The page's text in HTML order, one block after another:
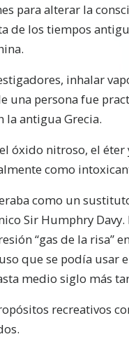
para alterar la
de los tiempos
inhalar
una persona fue
la antigua Grecia.
óxido nitroso, el
como
como un
Sir Humphry Davy.
“gas de la risa”
que se podía usar
medio siglo más
recreativos